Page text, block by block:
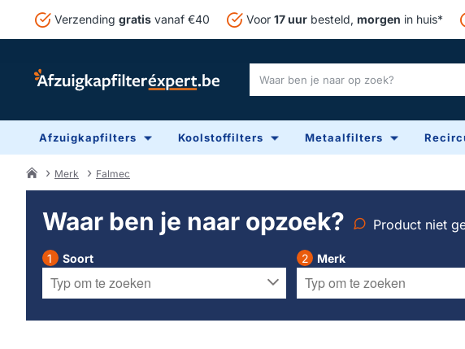
Verzending gratis vanaf €40 Voor 17 uur besteld, morgen in huis*
Waar
je
naar
op
Afzuigkapfilters Koolstoffilters Metaalfilters
Merk Falmec
Waar ben je naar opzoek? Product niet
Soort Merk